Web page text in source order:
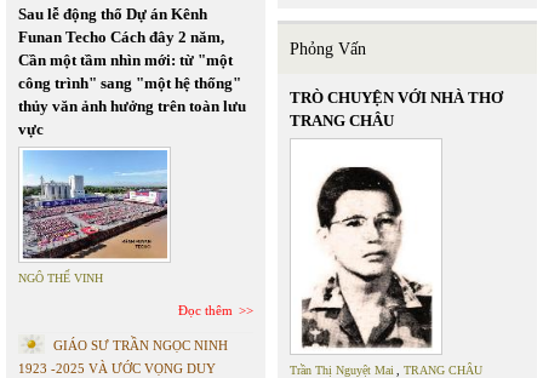
Sau lễ động thổ Dự án Kênh
Funan Techo Cách đây 2 năm,
Cần một tầm nhìn mới: từ "một
công trình" sang "một hệ thống"
thủy văn ảnh hưởng trên toàn lưu
vực
NGÔ THẾ VINH
Đọc thêm
GIÁO SƯ TRẦN NGỌC NINH
1923 -2025 VÀ ƯỚC VỌNG DUY
Phỏng Vấn
TRÒ CHUYỆN VỚI NHÀ THƠ
TRANG CHÂU
Trần Thị Nguyệt Mai TRANG CHÂU